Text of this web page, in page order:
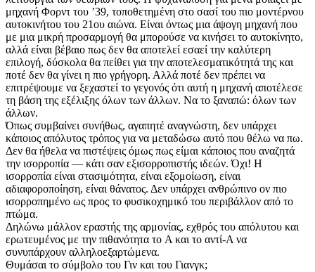
μηχανή Φορντ του ʼ39, τοποθετημένη στο σασί του πιο μοντέρνου
αυτοκινήτου του 21ου αιώνα. Είναι όντως μια άψογη μηχανή που
με μια μικρή προσαρμογή θα μπορούσε να κινήσει το αυτοκίνητο,
αλλά είναι βέβαιο πως δεν θα αποτελεί εσαεί την καλύτερη
επιλογή, δύσκολα θα πείθει για την αποτελεσματικότητά της και
ποτέ δεν θα γίνει η πιο γρήγορη. Αλλά ποτέ δεν πρέπει να
επιτρέψουμε να ξεχαστεί το γεγονός ότι αυτή η μηχανή αποτέλεσε
τη βάση της εξέλιξης όλων των άλλων. Να το ξαναπώ: όλων των
άλλων.
Όπως συμβαίνει συνήθως, αγαπητέ αναγνώστη, δεν υπάρχει
κάποιος απόλυτος τρόπος για να μεταδώσω αυτό που θέλω να πω.
Δεν θα ήθελα να πιστέψεις όμως πως είμαι κάποιος που αναζητά
την ισορροπία — κάτι σαν εξισορροπιστής ιδεών. Όχι! Η
ισορροπία είναι στασιμότητα, είναι εξομοίωση, είναι
αδιαφοροποίηση, είναι θάνατος. Δεν υπάρχει ανθρώπινο ον πιο
ισορροπημένο ως προς το φυσικοχημικό του περιβάλλον από το
πτώμα.
Δηλώνω μάλλον εραστής της αρμονίας, εχθρός του απόλυτου και
ερωτευμένος με την πιθανότητα το A και το αντί-Α να
συνυπάρχουν αλληλοεξαρτώμενα.
Θυμάσαι το σύμβολο του Γιν και του Γιανγκ;